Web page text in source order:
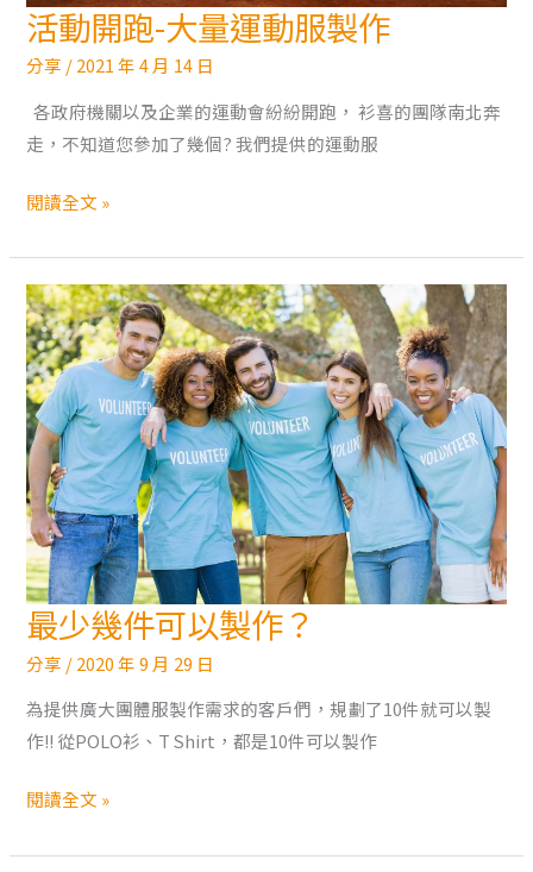
活動開跑-大量運動服製作
分享 /2021 年 4 月 14 日
各政府機關以及企業的運動會紛紛開跑， 衫喜的團隊南北奔
走，不知道您參加了幾個? 我們提供的運動服
活
動
跑-
大
運
服
製
作
閱讀全文 »
最少幾件可以製作？
分享 /2020 年 9 月 29 日
為提供廣大團體服製作需求的客戶們，規劃了10件就可以製
作!! 從POLO衫、T Shirt，都是10件可以製作
最
少
件
可
製
閱讀全文 »